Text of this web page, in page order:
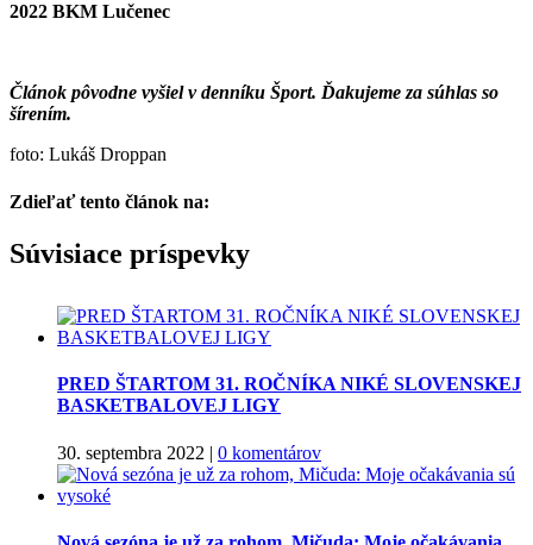
2022 BKM Lučenec
Článok pôvodne vyšiel v denníku Šport. Ďakujeme za súhlas so
šírením.
foto: Lukáš Droppan
Zdieľať tento článok na:
Facebook
Twitter
Súvisiace príspevky
PRED ŠTARTOM 31. ROČNÍKA NIKÉ SLOVENSKEJ
BASKETBALOVEJ LIGY
30. septembra 2022 | 0 komentárov